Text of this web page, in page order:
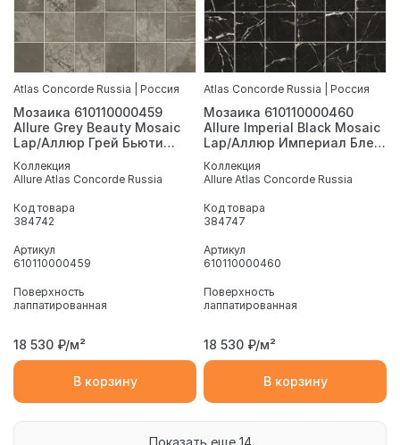
Atlas Concorde Russia | Россия
Мозаика 610110000459
Allure Grey Beauty Mosaic
Lap/Аллюр Грей Бьюти
Коллекция
Allure Atlas Concorde Russia
Код товара
384742
Артикул
610110000459
Поверхность
лаппатированная
18 530 ₽/м²
В корзину
Atlas Concorde Russia | Россия
Мозаика 610110000460
Allure Imperial Black Mosaic
Lap/Аллюр Империал Блек
Коллекция
Allure Atlas Concorde Russia
Код товара
384747
Артикул
610110000460
Поверхность
лаппатированная
18 530 ₽/м²
В корзину